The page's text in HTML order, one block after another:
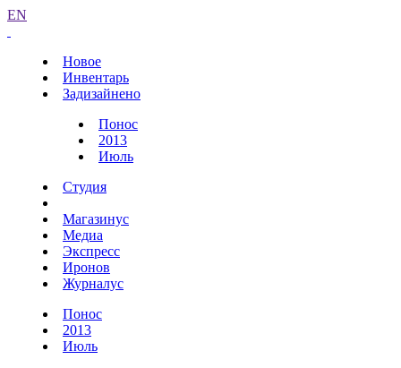
EN
Новое
Инвентарь
Задизайнено
Понос
2013
Июль
Студия
Магазинус
Медиа
Экспресс
Иронов
Журналус
Понос
2013
Июль